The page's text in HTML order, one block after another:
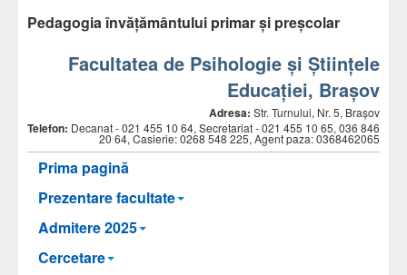
Pedagogia învăţământului primar și preșcolar
Facultatea de Psihologie și Științele
Educației, Brașov
Adresa: Str. Turnului, Nr. 5, Brașov
Telefon: Decanat -021 455 10 64, Secretariat - 021 455 10 65, 036 846
20 64, Casierie: 0268 548 225, Agent paza: 0368462065
Prima pagină
Prezentare facultate
Admitere 2025
Cercetare